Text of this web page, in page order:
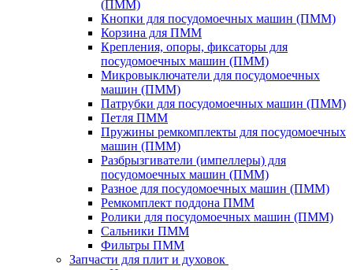
(ПММ)
Кнопки для посудомоечных машин (ПММ)
Корзина для ПММ
Крепления, опоры, фиксаторы для
посудомоечных машин (ПММ)
Микровыключатели для посудомоечных
машин (ПММ)
Патрубки для посудомоечных машин (ПММ)
Петля ПММ
Пружины ремкомплекты для посудомоечных
машин (ПММ)
Разбрызгиватели (импеллеры) для
посудомоечных машин (ПММ)
Разное для посудомоечных машин (ПММ)
Ремкомплект поддона ПММ
Ролики для посудомоечных машин (ПММ)
Сальники ПММ
Фильтры ПММ
Запчасти для плит и духовок